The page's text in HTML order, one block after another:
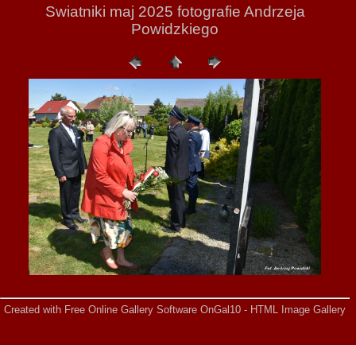
Swiatniki maj 2025 fotografie Andrzeja
Powidzkiego
Created with Free Online Gallery Software OnGal10 - HTML Image Gallery